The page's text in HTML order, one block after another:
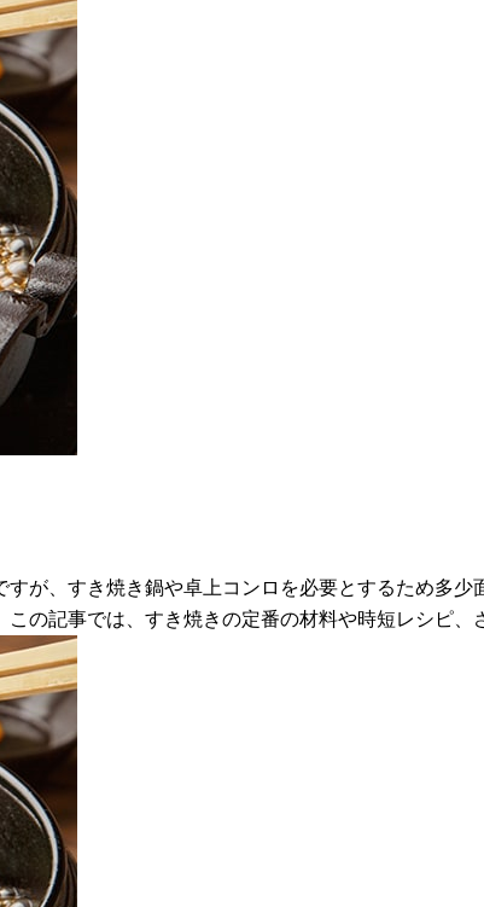
が、すき焼き鍋や卓上コンロを必要とするため多
の記事では、すき焼きの定番の材料や時短レシピ、